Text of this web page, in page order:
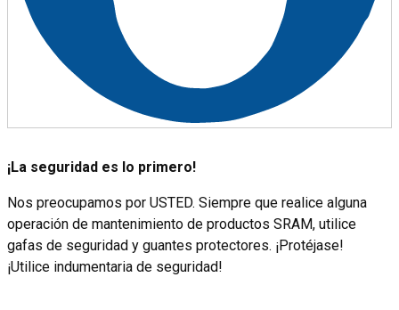
¡La seguridad es lo primero!
Nos preocupamos por USTED. Siempre que realice alguna
operación de mantenimiento de productos SRAM, utilice
gafas de seguridad y guantes protectores. ¡Protéjase!
¡Utilice indumentaria de seguridad!